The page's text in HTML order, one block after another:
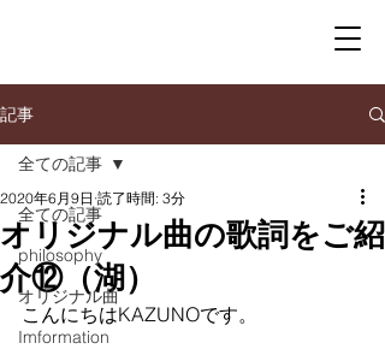
記事
全ての記事
philosophy
オリジナル曲
Imformation
全ての記事
オリジナル曲の歌詞をご紹
介⑫（湖）
2020年6月9日 読了時間: 3分
こんにちはKAZUNOです。